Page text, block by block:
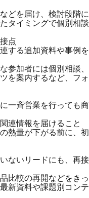
どを届け、検討段階に
タイミングで個別相談
点
する追加資料や事例を
参加者には個別相談、
を案内するなど、フォ
一斉営業を行っても商
連情報を届けること
熱量が下がる前に、初
ないリードにも、再接
比較の再開などをきっ
新資料や課題別コンテ